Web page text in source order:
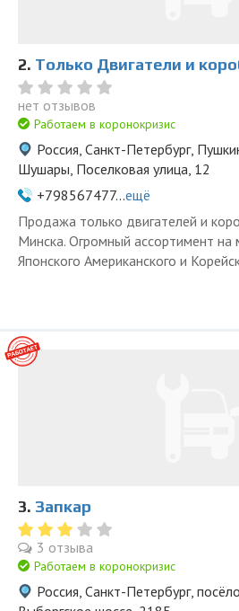
2. Только Двигатели и
нет отзывов
Работаем в коронокризис
Россия, Санкт-Петербург,
Шушары, Поселковая улица, 12
+798567477...ещё
Продажа только двигателей и
Минска. Огромный ассортимент на
Японского Американского и
3. Запкар
3 отзыва
Работаем в коронокризис
Россия, Санкт-Петербург,